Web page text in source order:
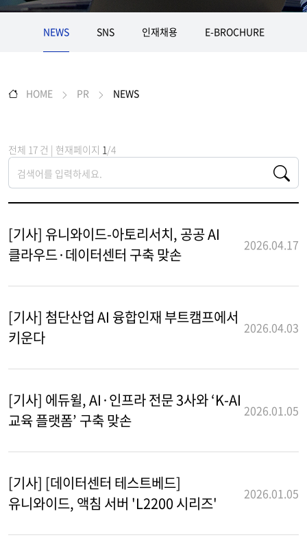
NEWS SNS 인재채용 E-BROCHURE
HOME PR NEWS
전체 17 건 | 현재페이지 1/4
[기사] 유니와이드-아토리서치, 공공 AI
클라우드·데이터센터 구축 맞손
2026.04.17
[기사] 첨단산업 AI 융합인재 부트캠프에서
키운다
2026.04.03
[기사] 에듀윌, AI·인프라 전문 3사와 ‘K-AI
교육 플랫폼’ 구축 맞손
2026.01.05
[기사] [데이터센터 테스트베드]
유니와이드, 액침 서버 'L2200 시리즈'
2026.01.05